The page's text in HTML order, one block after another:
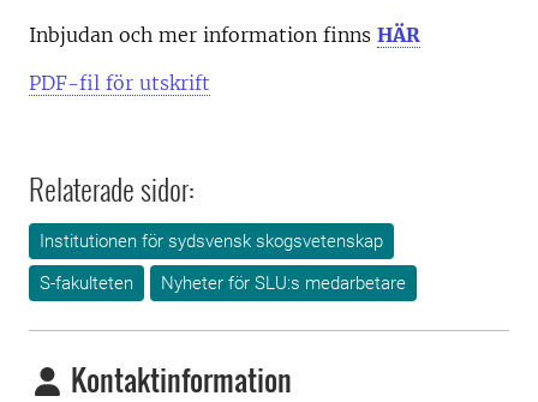
Inbjudan och mer information finns HÄR
PDF-fil för utskrift
Relaterade sidor:
Institutionen för sydsvensk skogsvetenskap
S-fakulteten
Nyheter för SLU:s medarbetare
Kontaktinformation